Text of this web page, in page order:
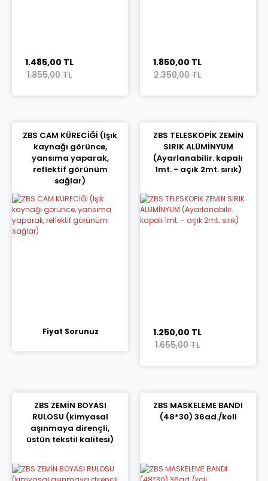
1.485,00 TL
1.855,00 TL
1.850,00 TL
2.350,00 TL
ZBS CAM KÜRECİĞİ (Işık
kaynağı görünce,
yansıma yaparak,
reflektif görünüm
sağlar)
Fiyat Sorunuz
ZBS TELESKOPİK ZEMİN
SIRIK ALÜMİNYUM
(Ayarlanabilir. kapalı
1mt. - açık 2mt. sırık)
1.250,00 TL
1.655,00 TL
ZBS ZEMİN BOYASI
RULOSU (kimyasal
aşınmaya dirençli,
üstün tekstil kalitesi)
ZBS MASKELEME BANDI
(48*30) 36ad./koli